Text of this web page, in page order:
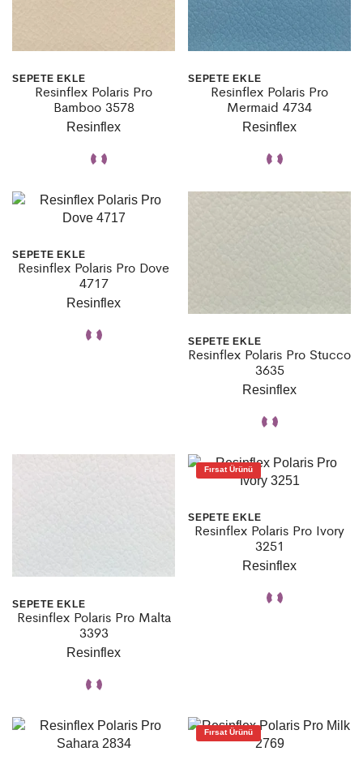
SEPETE EKLE
Resinflex Polaris Pro
Bamboo 3578
Resinflex
SEPETE EKLE
Resinflex Polaris Pro
Mermaid 4734
Resinflex
SEPETE EKLE
Resinflex Polaris Pro Dove
4717
Resinflex
SEPETE EKLE
Resinflex Polaris Pro Stucco
3635
Resinflex
SEPETE EKLE
Resinflex Polaris Pro Malta
3393
Resinflex
Fırsat Ürünü
SEPETE EKLE
Resinflex Polaris Pro Ivory
3251
Resinflex
Fırsat Ürünü